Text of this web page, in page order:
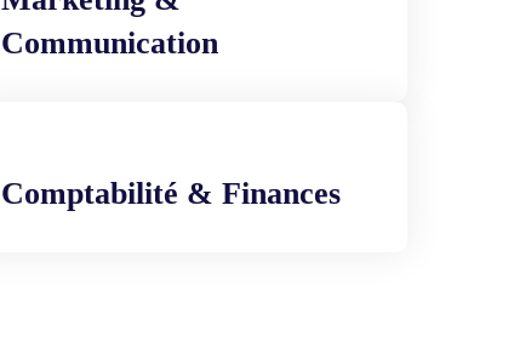
Communication
Comptabilité & Finances